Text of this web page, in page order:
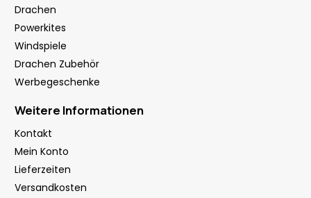
Drachen
Powerkites
Windspiele
Drachen Zubehör
Werbegeschenke
Weitere Informationen
Kontakt
Mein Konto
Lieferzeiten
Versandkosten